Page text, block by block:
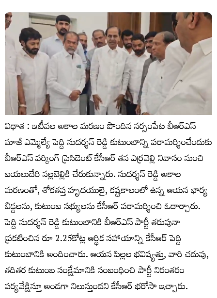
విధాత : ఇటీవల అకాల మరణం పొందిన నర్సంపేట బీఆర్ఎస్
మాజీ ఎమ్మెల్యే పెద్ది సుదర్శన్ రెడ్డి కుటుంబాన్ని పరామర్శించేందుకు
బీఆర్ఎస్ వర్కింగ్ ప్రెసిడెంట్ కేసీఆర్ తన ఎర్రవెల్లి నివాసం నుంచి
బయలుదేరి నల్లబెల్లికి చేరుకున్నారు. సుదర్శన్ రెడ్డి అకాల
మరణంతో, శోకతప్త హృదయులై, కష్టకాలంలో ఉన్న ఆయన భార్య
బిడ్డలను, కుటుంబ సభ్యులను కేసీఆర్ పరామర్శించి ఓదార్చారు.
పెద్ది సుదర్శన్ రెడ్డి కుటుంబానికి బీఆర్ఎస్ పార్టీ తరుపునా
ప్రకటించిన రూ 2.25కోట్ల ఆర్థిక సహాయాన్ని కేసీఆర్ పెద్ది
కుటుంబానికి అందించారు. ఆయన పిల్లల భవిష్యత్తు, వారి చదువు,
తదితర కుటుంబ సంక్షేమానికి సంబంధించి పార్టీ నిరంతరం
పర్యవేక్షిస్తూ అండగా నిలుస్తుందని కేసీఆర్‌ భరోసా ఇచ్చారు.